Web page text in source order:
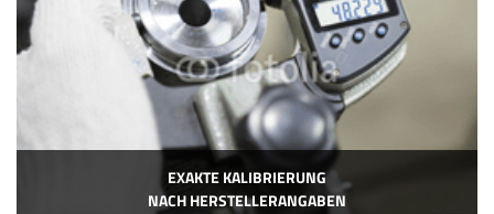
EXAKTE KALIBRIERUNG
NACH HERSTELLERANGABEN